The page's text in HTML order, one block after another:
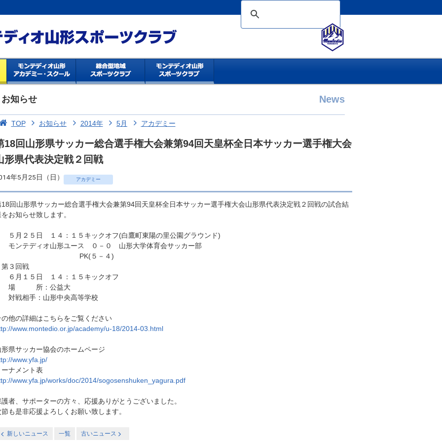
お知らせ News
TOP お知らせ 2014年 5月 アカデミー
18回山形県サッカー総合選手権大会兼第94回天皇杯全日本サッカー選手権大会
形県代表決定戦２回戦
年5月25日（日） アカデミー
18回山形県サッカー総合選手権大会兼第94回天皇杯全日本サッカー選手権大会山形県代表決定戦２回戦の試合結
お知らせ致します。
月２５日 １４：１５キックオフ(白鷹町東陽の里公園グラウンド)
ンテディオ山形ユース ０－０ 山形大学体育会サッカー部
５－４)
３回戦
月１５日 １４：１５キックオフ
所：公益大
戦相手：山形中央高等学校
の他の詳細はこちらをご覧ください
www.montedio.or.jp/academy/u-18/2014-03.html
形県サッカー協会のホームページ
www.yfa.jp/
ーナメント表
www.yfa.jp/works/doc/2014/sogosenshuken_yagura.pdf
護者、サポーターの方々、応援ありがとうございました。
節も是非応援よろしくお願い致します。
新しいニュース 一覧 古いニュース